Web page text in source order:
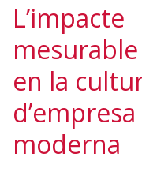
L’impacte
mesurable
en la
d’empresa
moderna